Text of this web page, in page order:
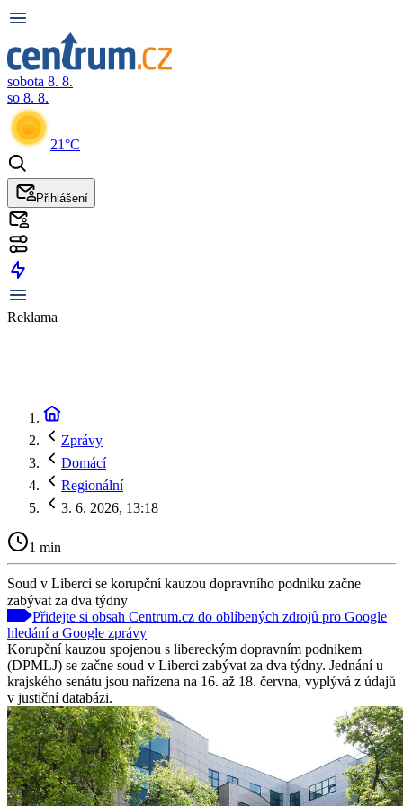
sobota 8. 8.
so 8. 8.
21°C
Přihlášení
Reklama
Zprávy
Domácí
Regionální
3. 6. 2026, 13:18
1 min
Soud v Liberci se korupční kauzou dopravního podniku začne
zabývat za dva týdny
Přidejte si obsah Centrum.cz do oblíbených zdrojů pro Google
hledání a Google zprávy
Korupční kauzou spojenou s libereckým dopravním podnikem
(DPMLJ) se začne soud v Liberci zabývat za dva týdny. Jednání u
krajského senátu jsou nařízena na 16. až 18. června, vyplývá z údajů
v justiční databázi.